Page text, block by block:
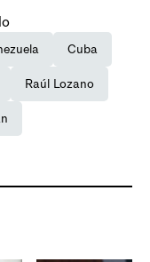
Cuba
Raúl Lozano